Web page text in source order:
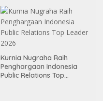
Kurnia Nugraha Raih
Penghargaan Indonesia
Public Relations Top